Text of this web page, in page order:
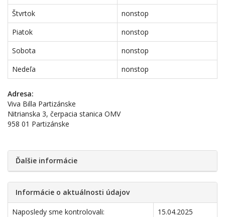
Štvrtok
nonstop
Piatok
nonstop
Sobota
nonstop
Nedeľa
nonstop
Adresa:
Viva Billa Partizánske
Nitrianska 3, čerpacia stanica OMV
958 01 Partizánske
Ďalšie informácie
Informácie o aktuálnosti údajov
Naposledy sme kontrolovali: 15.04.2025